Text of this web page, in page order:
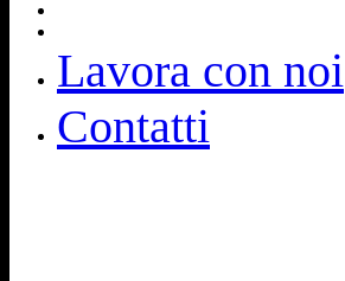
Lavora con noi
Contatti